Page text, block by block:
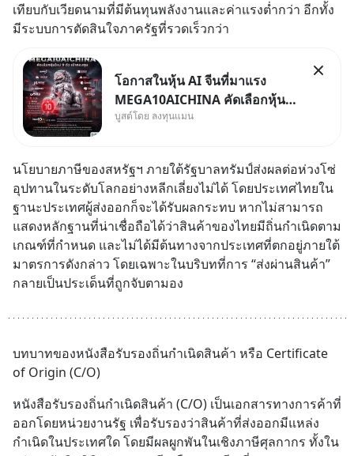
เทียบกับเวียดนามที่มีต้นทุนพลังงานและค่าแรงต่ำกว่า อีกทั้ง
มีระบบการตัดสินใจภาครัฐที่รวดเร็วกว่า
โอกาสในหุ้น AI จีนที่มาแรง
MEGA10AICHINA คัดเลือกหุ้น
ใหม่ 9 ตัว เข้ากองทุน.. ครอบคลุม
50% ค่าธรรมเนียมซื้อ | ยอด 2
ล้านบาทขึ้นไป ฟรีค่าธรร
บูสต์โดย ลงทุนแมน
นโยบายภาษีของสหรัฐฯ ภายใต้รัฐบาลทรัมป์ส่งผลต่อห่วงโซ่
อุปทานในระดับโลกอย่างหลีกเลี่ยงไม่ได้ โดยประเทศไทยใน
ฐานะประเทศผู้ส่งออกก็จะได้รับผลกระทบ หากไม่สามารถ
แสดงหลักฐานที่น่าเชื่อถือได้ว่าสินค้าของไทยมีถิ่นกำเนิดตาม
เกณฑ์ที่กำหนด และไม่ได้มีต้นทางจากประเทศที่ตกอยู่ภายใต้
มาตรการดังกล่าว โดยเฉพาะในบริบทที่การ “ส่งผ่านสินค้า”
กลายเป็นประเด็นที่ถูกจับตามอง
บทบาทของหนังสือรับรองถิ่นกำเนิดสินค้า หรือ Certificate
of Origin (C/O)
หนังสือรับรองถิ่นกำเนิดสินค้า (C/O) เป็นเอกสารทางการค้าที่
ออกโดยหน่วยงานรัฐ เพื่อรับรองว่าสินค้าที่ส่งออกมีแหล่ง
กำเนิดในประเทศใด โดยมีผลผูกพันในเชิงภาษีศุลกากร ทั้งใน